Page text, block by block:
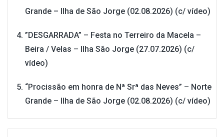
Grande – Ilha de São Jorge (02.08.2026) (c/ vídeo)
”DESGARRADA” – Festa no Terreiro da Macela –
Beira / Velas – Ilha São Jorge (27.07.2026) (c/
vídeo)
“Procissão em honra de Nª Srª das Neves” – Norte
Grande – Ilha de São Jorge (02.08.2026) (c/ vídeo)